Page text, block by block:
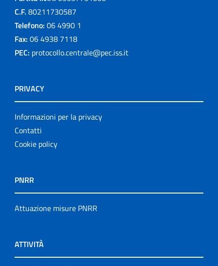
C.F. 80211730587
Telefono: 06 4990 1
Fax: 06 4938 7118
PEC: protocollo.centrale@pec.iss.it
PRIVACY
Informazioni per la privacy
Contatti
Cookie policy
PNRR
Attuazione misure PNRR
ATTIVITÀ